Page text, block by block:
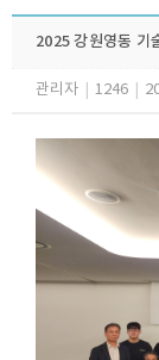
2025 강원영동
관리자 1246